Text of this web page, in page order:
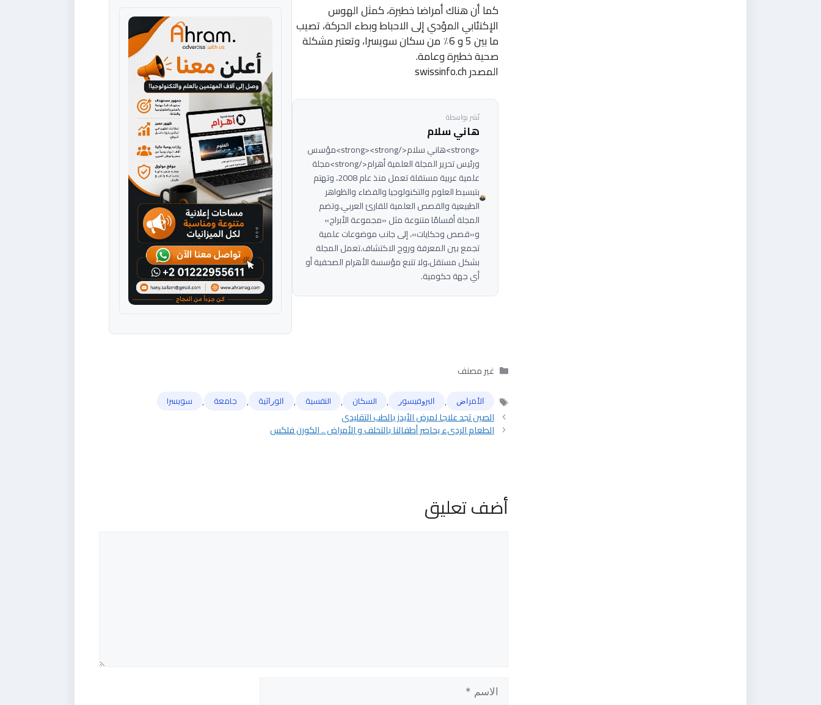
كما أن هناك أمراضا خطيرة، كمثل الهوس
الإكتئابي المؤدي إلى الاحباط وبطء الحركة، تصيب
ما بين 5 و 6٪ من سكان سويسرا، وتعتبر مشكلة
صحية خطيرة وعامة.
المصدر swissinfo.ch
نُشر بواسطة
هاني سلام
<strong>هاني سلام</strong><strong>مؤسس
ورئيس تحرير المجلة العلمية أهرام</strong>مجلة
علمية عربية مستقلة تعمل منذ عام 2008، وتهتم
بتبسيط العلوم والتكنولوجيا والفضاء والظواهر
الطبيعية والقصص العلمية للقارئ العربي.وتضم
المجلة أقسامًا متنوعة مثل «مجموعة الأبراج»
و«قصص وحكايات»، إلى جانب موضوعات علمية
تجمع بين المعرفة وروح الاكتشاف.تعمل المجلة
بشكل مستقل،ولا تتبع مؤسسة الأهرام الصحفية أو
أي جهة حكومية.
التصنيفات
غير مصنف
الوسومﺍﻷﻣﺮﺍﺽ , ﺍﻟﺒﺮﻭﻓﻴﺴﻮﺭ , السكان , النفسية , ﺍﻟﻮﺭﺍﺛﻴﺔ , ﺟﺎﻣﻌﺔ , سويسرا
الصين تجد علاجا لمرض الأيدز بالطب التقليدى
الطعام الرديء يحاصر أطفالنا بالتخلف و الأمراض .. الكورن فلكس
أضف تعليق
الاسم